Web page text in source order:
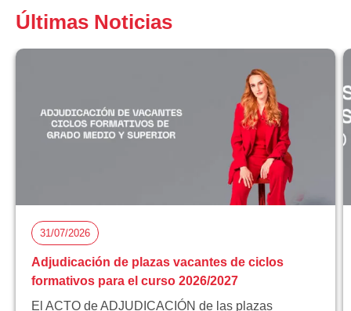
Últimas Noticias
31/07/2026
Adjudicación de plazas vacantes de ciclos
formativos para el curso 2026/2027
El ACTO de ADJUDICACIÓN de las plazas